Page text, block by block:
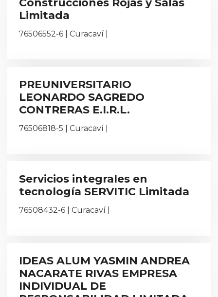
Construcciones Rojas y Salas
Limitada
76506552-6 | Curacaví |
PREUNIVERSITARIO
LEONARDO SAGREDO
CONTRERAS E.I.R.L.
76506818-5 | Curacaví |
Servicios integrales en
tecnología SERVITIC Limitada
76508432-6 | Curacaví |
IDEAS ALUM YASMIN ANDREA
NACARATE RIVAS EMPRESA
INDIVIDUAL DE